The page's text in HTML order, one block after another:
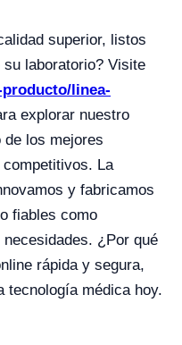
superior, listos
laboratorio? Visite
linea-
explorar nuestro
de los mejores
La
y fabricamos
fiables como
¿Por qué
rápida y segura,
tecnología médica hoy.